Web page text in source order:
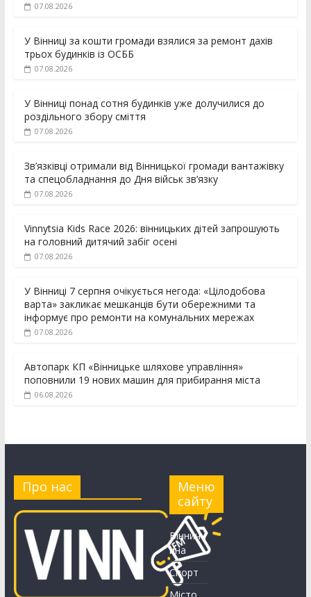
07.08.2026
У Вінниці за кошти громади взялися за ремонт дахів
трьох будинків із ОСББ
07.08.2026
У Вінниці понад сотня будинків уже долучилися до
роздільного збору сміття
07.08.2026
Зв’язківці отримали від Вінницької громади вантажівку
та спецобладнання до Дня військ зв’язку
07.08.2026
Vinnytsia Kids Race 2026: вінницьких дітей запрошують
на головний дитячий забіг осені
07.08.2026
У Вінниці 7 серпня очікується негода: «Цілодобова
варта» закликає мешканців бути обережними та
інформує про ремонти на комунальних мережах
07.08.2026
Автопарк КП «Вінницьке шляхове управління»
поповнили 19 нових машин для прибирання міста
06.08.2026
Про нас
Меню
сайту
Вінничч
ина
Спорт